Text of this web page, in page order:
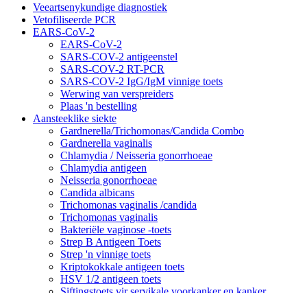
Veeartsenykundige diagnostiek
Vetofiliseerde PCR
EARS-CoV-2
EARS-CoV-2
SARS-COV-2 antigeenstel
SARS-COV-2 RT-PCR
SARS-COV-2 IgG/IgM vinnige toets
Werwing van verspreiders
Plaas 'n bestelling
Aansteeklike siekte
Gardnerella/Trichomonas/Candida Combo
Gardnerella vaginalis
Chlamydia / Neisseria gonorrhoeae
Chlamydia antigeen
Neisseria gonorrhoeae
Candida albicans
Trichomonas vaginalis /candida
Trichomonas vaginalis
Bakteriële vaginose -toets
Strep B Antigeen Toets
Strep 'n vinnige toets
Kriptokokkale antigeen toets
HSV 1/2 antigeen toets